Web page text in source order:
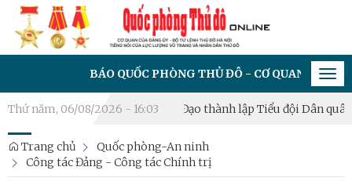
BÁO QUỐC PHÒNG THỦ ĐÔ - CƠ QUAN CỦA ĐẢNG
Thứ năm, 06/08/2026 - 16:03
năm 2026 Xã Hưng Đạo thành lập Tiểu đội Dân quân
Trang chủ
Quốc phòng-An ninh
Công tác Đảng - Công tác Chính trị